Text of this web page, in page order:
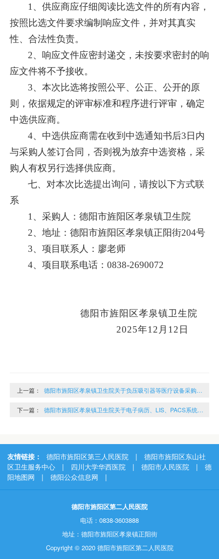
1、 供应商应仔细阅读比选文件的所有内容，
按照比选文件要求编制响应文件，并对其真实
性、合法性负责。
2、响应文件应密封递交，未按要求密封的响
应文件将不予接收。
3、本次比选将按照公平、公正、公开的原
则，依据规定的评审标准和程序进行评审，确定
中选供应商。
4、中选供应商需在收到中选通知书后3日内
与采购人签订合同，否则视为放弃中选资格，采
购人有权另行选择供应商。
七、对本次比选提出询问，请按以下方式联
系
1、采购人：德阳市旌阳区孝泉镇卫生院
2、地址：德阳市旌阳区孝泉镇正阳街204号
3、项目联系人：廖老师
4、项目联系电话：0838-2690072
德阳市旌阳区孝泉镇卫生院
2025年1 2 月 12 日
上一篇： 德阳市旌阳区孝泉镇卫生院关于负压吸引器等医疗设备采购的结果公示
下一篇： 德阳市旌阳区孝泉镇卫生院关于电子病历、LIS、PACS系统采购项目的结果公示
友情链接： 德阳市旌阳区第三人民医院 |
德阳市旌阳区东山社
区卫生服务中心
| 四川大学华西医院 | 德阳市人民医院 |
德
阳地图网
| 德阳公众信息网 |
德阳市旌阳区第二人民医院
电话：0838-3603888
地址：德阳市旌阳区孝泉镇正阳街
Copyright © 2020 德阳市旌阳区第二人民医院